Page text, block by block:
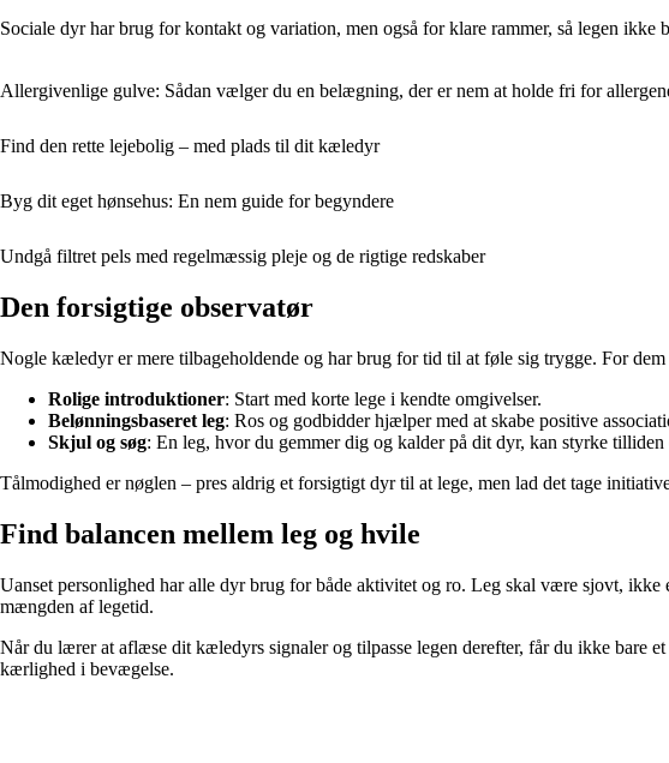
Sociale dyr har brug for kontakt og variation, men også for klare rammer, så legen ikke
Allergivenlige gulve: Sådan vælger du en belægning, der er nem at holde fri for
Find den rette lejebolig – med plads til dit kæledyr
Byg dit eget hønsehus: En nem guide for begyndere
Undgå filtret pels med regelmæssig pleje og de rigtige redskaber
Den forsigtige observatør
Nogle kæledyr er mere tilbageholdende og har brug for tid til at føle sig trygge. For
Rolige introduktioner: Start med korte lege i kendte omgivelser.
Belønningsbaseret leg: Ros og godbidder hjælper med at skabe positive
Skjul og søg: En leg, hvor du gemmer dig og kalder på dit dyr, kan styrke tilliden
Tålmodighed er nøglen – pres aldrig et forsigtigt dyr til at lege, men lad det tage
Find balancen mellem leg og hvile
Uanset personlighed har alle dyr brug for både aktivitet og ro. Leg skal være sjovt,
mængden af legetid.
Når du lærer at aflæse dit kæledyrs signaler og tilpasse legen derefter, får du ikke bare
kærlighed i bevægelse.